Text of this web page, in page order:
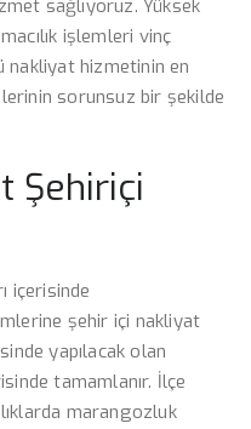
sağlıyoruz. Yüksek
işlemleri vinç
nakliyat hizmetinin en
sorunsuz bir şekilde
Şehiriçi
içerisinde
şehir içi nakliyat
yapılacak olan
tamamlanır. İlçe
marangozluk